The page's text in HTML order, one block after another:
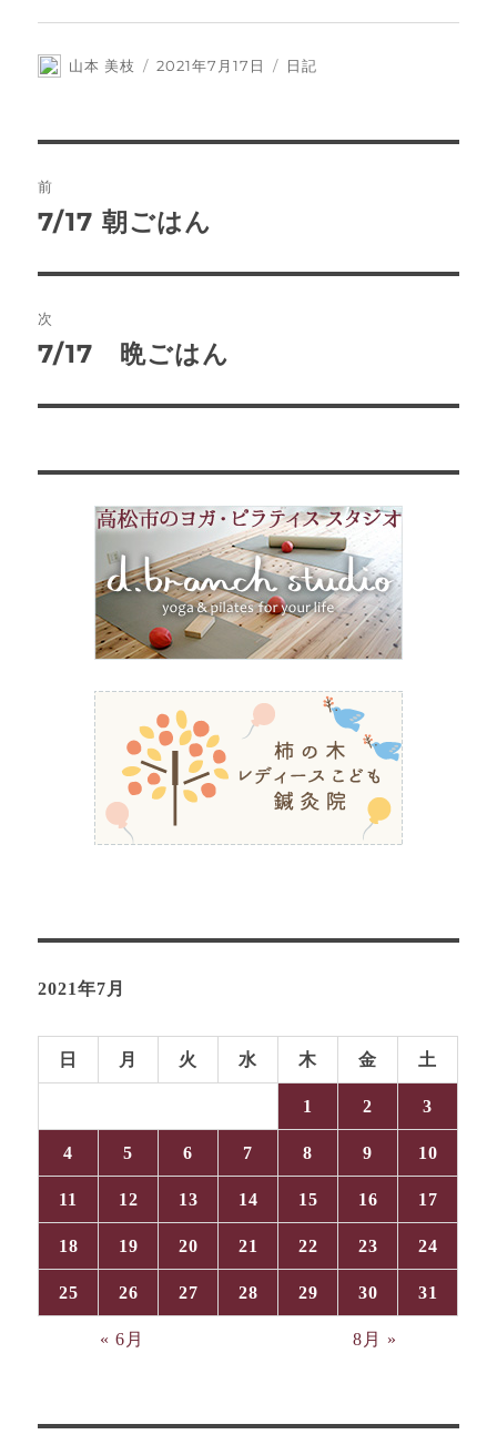
投
山本 美枝
投
2021年7月17日
カ
日記
稿
ビ
ゲ
ー
前
前
投
稿:
7/17 朝ごはん
次
次
投
7/17 晩ごはん
2021年7月
日 月 火 水 木 金 土
1 2 3
4 5 6 7 8 9 10
11 12 13 14 15 16 17
18 19 20 21 22 23 24
25 26 27 28 29 30 31
« 6月 8月 »